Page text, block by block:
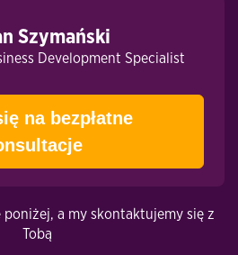
Szymański
Development Specialist
na bezpłatne
poniżej, a my skontaktujemy się z
Tobą